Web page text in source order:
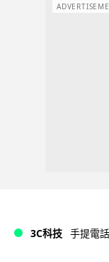
3C科技 手提電話